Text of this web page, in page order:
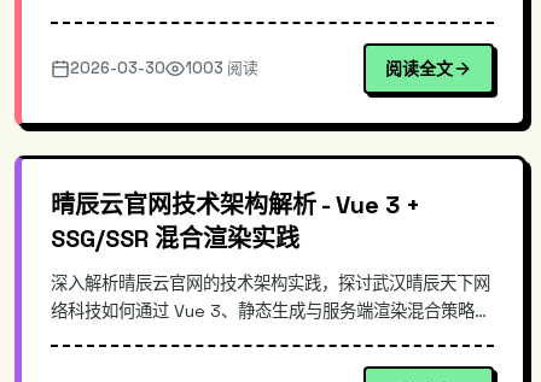
入解析其技术架构、镜像同步机制与安装配置方法，为国内
开发者提供便捷的本地化开发环境搭建指南。
2026-03-30 1003 阅读 阅读全文
晴辰云官网技术架构解析 - Vue 3 +
SSG/SSR 混合渲染实践
深入解析晴辰云官网的技术架构实践，探讨武汉晴辰天下网
络科技如何通过 Vue 3、静态生成与服务端渲染混合策略，